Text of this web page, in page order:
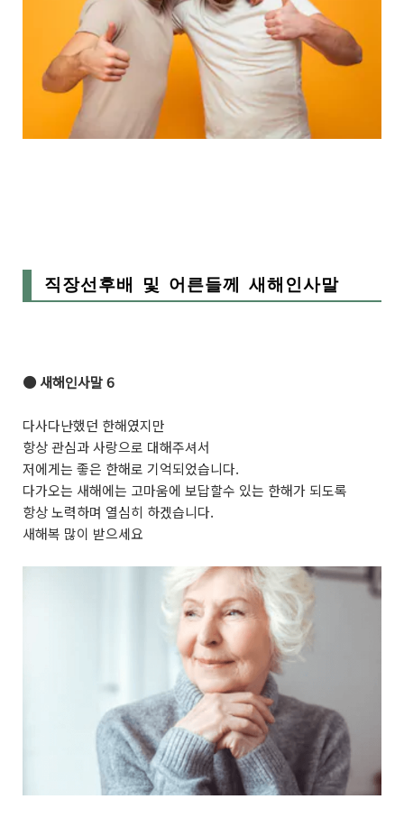
직장선후배 및 어른들께 새해인사말
● 새해인사말 6
다사다난했던 한해였지만
항상 관심과 사랑으로 대해주셔서
저에게는 좋은 한해로 기억되었습니다.
다가오는 새해에는 고마움에 보답할수 있는 한해가 되도록
항상 노력하며 열심히 하겠습니다.
새해복 많이 받으세요